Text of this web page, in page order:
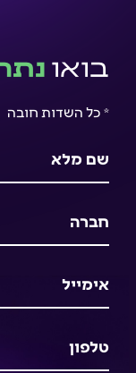
בואו
* כל השדות חובה
שם מלא
חברה
אימייל
טלפון